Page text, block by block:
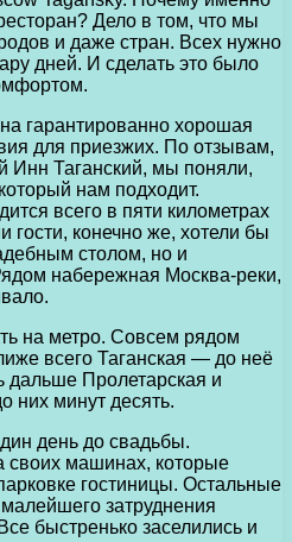
Дело в том, что мы
и даже стран. Всех нужно
дней. И сделать это было
гарантированно хорошая
для приезжих. По отзывам,
Инн Таганский, мы поняли,
нам подходит.
всего в пяти километрах
конечно же, хотели бы
столом, но и
набережная Москва-реки,
на метро. Совсем рядом
всего Таганская — до неё
дальше Пролетарская и
них минут десять.
день до свадьбы.
своих машинах, которые
гостиницы. Остальные
затруднения
быстренько заселились и